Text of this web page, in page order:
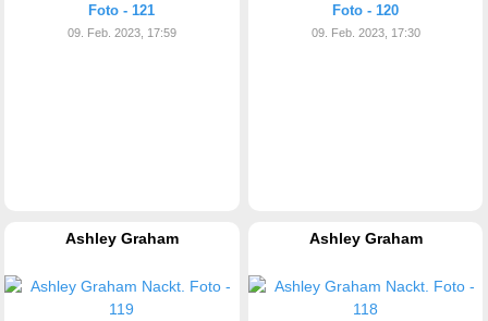
Foto - 121
09. Feb. 2023, 17:59
Foto - 120
09. Feb. 2023, 17:30
Ashley Graham Ashley Graham